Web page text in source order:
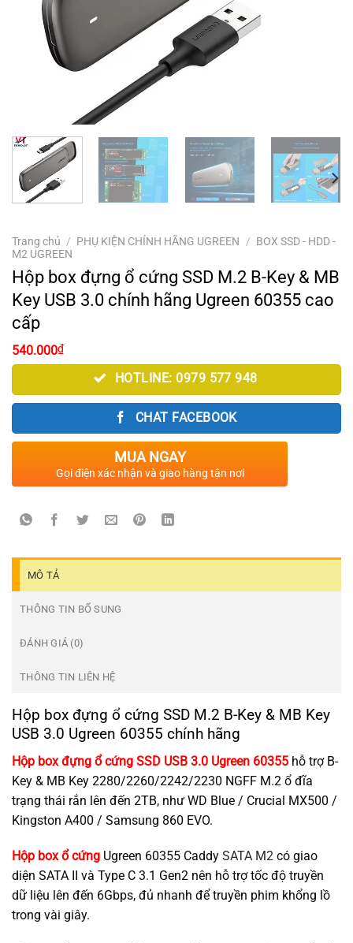
Trang chủ / PHỤ KIỆN CHÍNH HÃNG UGREEN / BOX SSD - HDD -
M2 UGREEN
Hộp box đựng ổ cứng SSD M.2 B-Key & MB
Key USB 3.0 chính hãng Ugreen 60355 cao
cấp
540.000₫
HOTLINE: 0979 577 948
CHAT FACEBOOK
MUA NGAY
Gọi điện xác nhận và giao hàng tận nơi
MÔ TẢ
THÔNG TIN BỔ SUNG
ĐÁNH GIÁ (0)
THÔNG TIN LIÊN HỆ
Hộp box đựng ổ cứng SSD M.2 B-Key & MB Key
USB 3.0 Ugreen 60355 chính hãng
Hộp box đựng ổ cứng SSD USB 3.0 Ugreen 60355 hỗ trợ B-
Key & MB Key 2280/2260/2242/2230 NGFF M.2 ổ đĩa
trạng thái rắn lên đến 2TB, như WD Blue / Crucial MX500 /
Kingston A400 / Samsung 860 EVO.
Hộp box ổ cứng Ugreen 60355 Caddy SATA M2 có giao
diện SATA II và Type C 3.1 Gen2 nên hỗ trợ tốc độ truyền
dữ liệu lên đến 6Gbps, đủ nhanh để truyền phim khổng lồ
trong vài giây.